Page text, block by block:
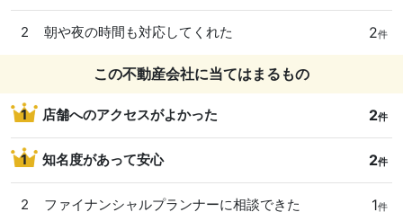
2 朝や夜の時間も対応してくれた 2件
この不動産会社に当てはまるもの
1 店舗へのアクセスがよかった 2件
1 知名度があって安心 2件
2 ファイナンシャルプランナーに相談できた 1件